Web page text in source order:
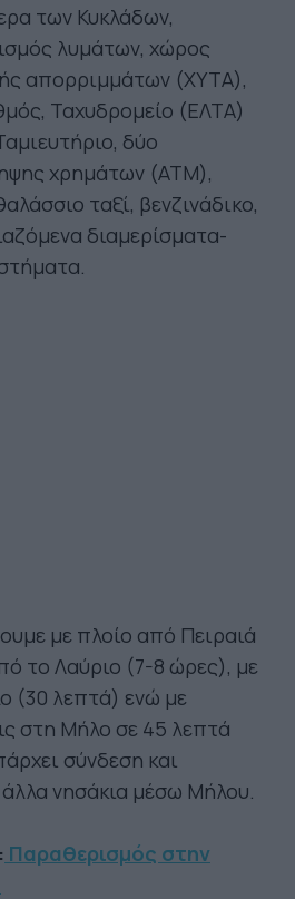
των Κυκλάδων,
λυμάτων, χώρος
απορριμμάτων (ΧΥΤΑ),
Ταχυδρομείο (ΕΛΤΑ)
δύο
χρημάτων (ΑΤΜ),
ταξί, βενζινάδικο,
διαμερίσματα-
με πλοίο από Πειραιά
το Λαύριο (7-8 ώρες), με
(30 λεπτά) ενώ με
στη Μήλο σε 45 λεπτά
σύνδεση και
νησάκια μέσω Μήλου.
Παραθερισμός στην